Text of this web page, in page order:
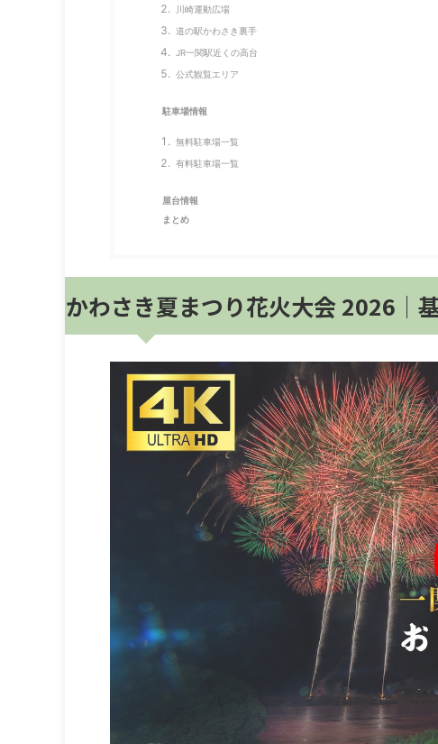
川崎運動広場
道の駅かわさき裏手
JR一関駅近くの高台
公式観覧エリア
駐車場情報
無料駐車場一覧
有料駐車場一覧
屋台情報
まとめ
かわさき夏まつり花火大会 2026│